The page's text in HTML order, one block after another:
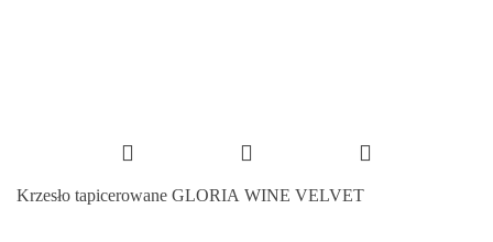
Krzesło tapicerowane GLORIA WINE VELVET